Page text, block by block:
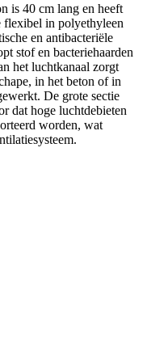
is 40 cm lang en heeft
flexibel in polyethyleen
en antibacteriële
stof en bacteriehaarden
het luchtkanaal zorgt
in het beton of in
De grote sectie
dat hoge luchtdebieten
worden, wat